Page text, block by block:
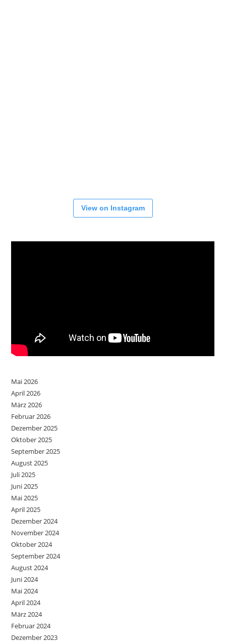
View on Instagram
Mai 2026
April 2026
März 2026
Februar 2026
Dezember 2025
Oktober 2025
September 2025
August 2025
Juli 2025
Juni 2025
Mai 2025
April 2025
Dezember 2024
November 2024
Oktober 2024
September 2024
August 2024
Juni 2024
Mai 2024
April 2024
März 2024
Februar 2024
Dezember 2023